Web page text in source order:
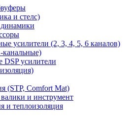
и стелс)
усилители (2, 3, 4, 5, 6 каналов)
DSP усилители
(STP, Comfort Mat)
и инструмент
и теплоизоляция